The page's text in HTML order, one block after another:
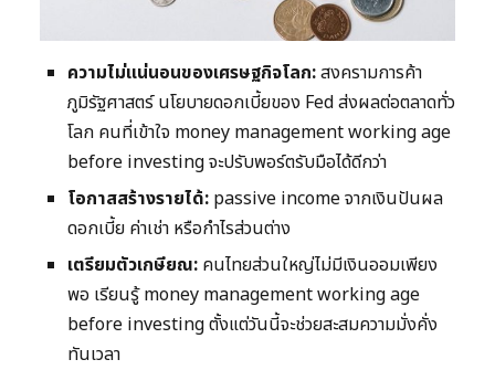
ความไม่แน่นอนของเศรษฐกิจโลก:สงครามการค้า
ภูมิรัฐศาสตร์ นโยบายดอกเบี้ยของ Fed ส่งผลต่อตลาดทั่ว
โลก คนที่เข้าใจ money management working age
before investing จะปรับพอร์ตรับมือได้ดีกว่า
โอกาสสร้างรายได้: passive income จากเงินปันผล
ดอกเบี้ย ค่าเช่า หรือกำไรส่วนต่าง
เตรียมตัวเกษียณ: คนไทยส่วนใหญ่ไม่มีเงินออมเพียง
พอ เรียนรู้ money management working age
before investing ตั้งแต่วันนี้จะช่วยสะสมความมั่งคั่ง
ทันเวลา